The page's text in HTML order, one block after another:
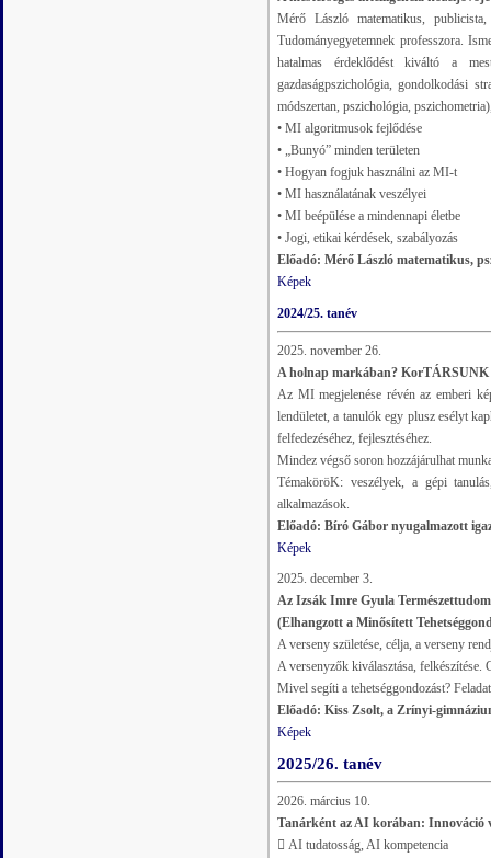
Mérő László matematikus,
Tudományegyetemnek professzora.
hatalmas érdeklődést kiváltó a
gazdaságpszichológia, gondolkodási
módszertan, pszichológia,
• MI algoritmusok fejlődése
• „Bunyó” minden területen
• Hogyan fogjuk használni az MI-t
• MI használatának veszélyei
• MI beépülése a mindennapi életbe
• Jogi, etikai kérdések, szabályozás
Előadó: Mérő László matematikus,
Képek
2024/25. tanév
2025. november 26.
A holnap markában? KorTÁRSUNK
Az MI megjelenése révén az emberi
lendületet, a tanulók egy plusz esélyt
felfedezéséhez, fejlesztéséhez.
Mindez végső soron hozzájárulhat
TémaköröK: veszélyek, a gépi
alkalmazások.
Előadó: Bíró Gábor nyugalmazott
Képek
2025. december 3.
Az Izsák Imre Gyula
(Elhangzott a Minősített
A verseny születése, célja, a verseny
A versenyzők kiválasztása, felkészítése.
Mivel segíti a tehetséggondozást?
Előadó: Kiss Zsolt, a Zrínyi-
Képek
2025/26. tanév
2026. március 10.
Tanárként az AI korában: Innováció
 AI tudatosság, AI kompetencia